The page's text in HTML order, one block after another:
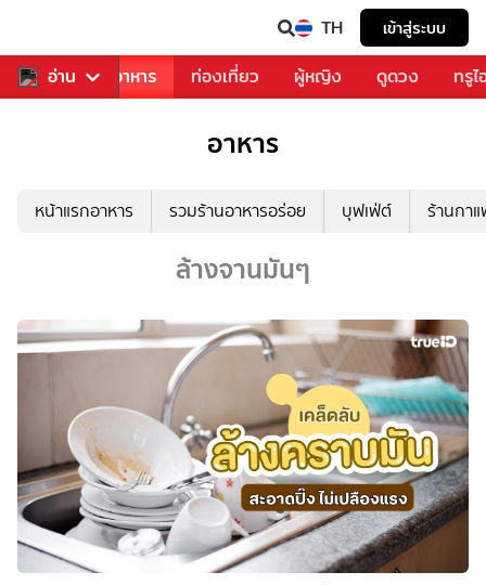
TH เข้าสู่ระบบ
อ่าน
การเพลง อาหาร ท่องเที่ยว ผู้หญิง ดูดวง ทรู
อาหาร
หน้าแรกอาหาร รวมร้านอาหารอร่อย บุฟเฟ่ต์ ร้านกา
ล้างจานมันๆ